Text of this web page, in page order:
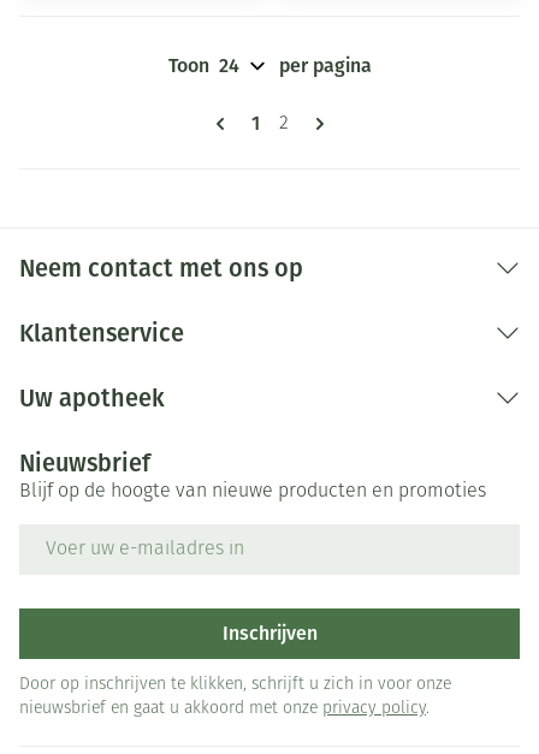
Pagina's
U lees momenteel pagina
1 Pagina
2
Toon per pagina
Neem contact met ons op
Klantenservice
Uw apotheek
Nieuwsbrief
Blijf op de hoogte van nieuwe producten en promoties
Inschrijven
Door op inschrijven te klikken, schrijft u zich in voor onze
nieuwsbrief en gaat u akkoord met onze privacy policy.